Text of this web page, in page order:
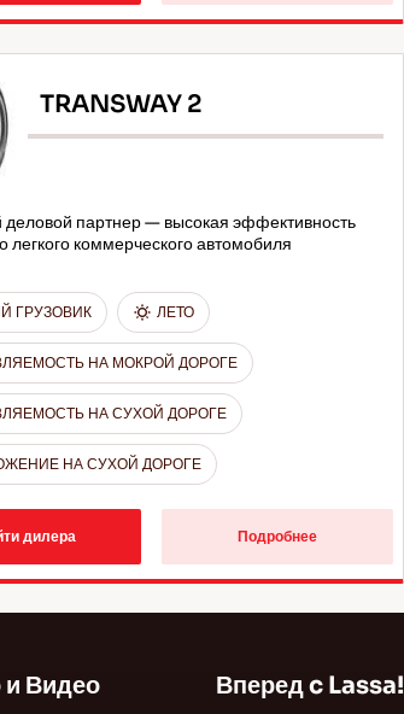
TRANSWAY 2
партнер — высокая эффективность
легкого коммерческого автомобиля
ГРУЗОВИК ЛЕТО
НА МОКРОЙ ДОРОГЕ
НА СУХОЙ ДОРОГЕ
НА СУХОЙ ДОРОГЕ
дилера Подробнее
и Видео Вперед c Lassa!